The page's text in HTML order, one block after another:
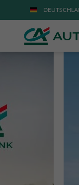
Auto
Bank